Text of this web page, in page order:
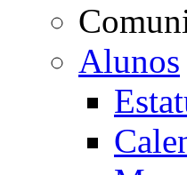
Alunos